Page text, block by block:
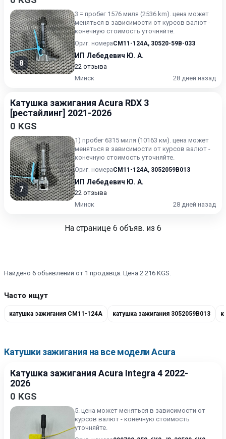
8
3 = пробег 1576 миля (2536 km). цена может
меняться в зависимости от курсов валют -
конечную стоимость уточняйте.
Ориг. номераCM11-124A, 30520-59B-033
ИП Лебедевич Ю. А.
22 отзыва
Минск
28 дней назад
Катушка зажигания Acura RDX 3
[рестайлинг] 2021-2026
0 KGS
7
1) пробег 6315 миля (10163 км). цена может
меняться в зависимости от курсов валют -
конечную стоимость уточняйте.
Ориг. номераCM11-124A, 3052059B013
ИП Лебедевич Ю. А.
22 отзыва
Минск
28 дней назад
На странице 6 объяв. из 6
Найдено 6 объявлений от 1 продавца. Цена 2 216 KGS.
Часто ищут
катушка зажигания CM11-124A катушка зажигания 3052059B013
Катушки зажигания на все модели Acura
Катушка зажигания Acura Integra 4 2022-
2026
0 KGS
5. цена может меняться в зависимости от
курсов валют - конечную стоимость
уточняйте.